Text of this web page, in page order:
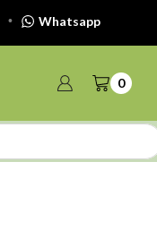
Whatsapp
0